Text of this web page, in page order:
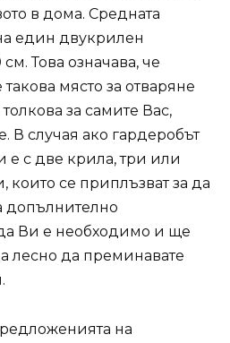
в дома. Средната
един двукрилен
Това означава, че
място за отваряне
за самите Вас,
В случая ако гардеробът
е с две крила, три или
които се приплъзват за да
допълнително
Ви е необходимо и ще
лесно да преминавате
на